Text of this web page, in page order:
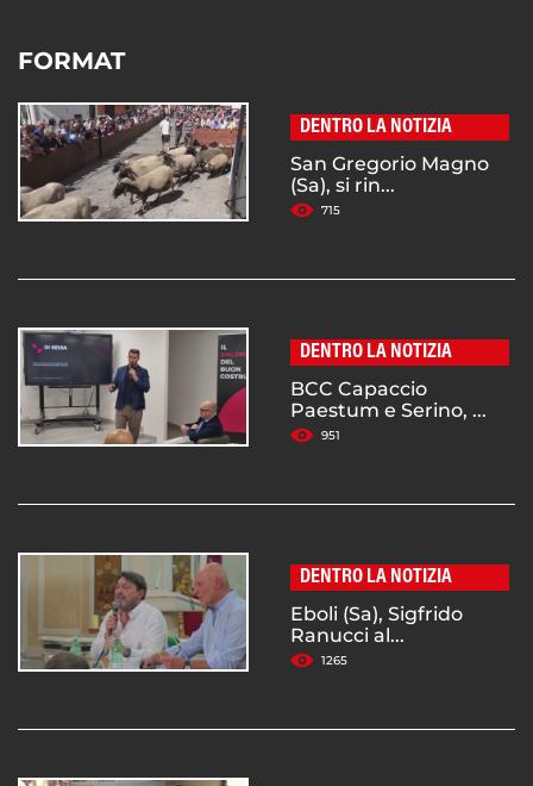
FORMAT
DENTRO LA NOTIZIA
San Gregorio Magno
(Sa), si rin...
715
DENTRO LA NOTIZIA
BCC Capaccio
Paestum e Serino, ...
951
DENTRO LA NOTIZIA
Eboli (Sa), Sigfrido
Ranucci al...
1265